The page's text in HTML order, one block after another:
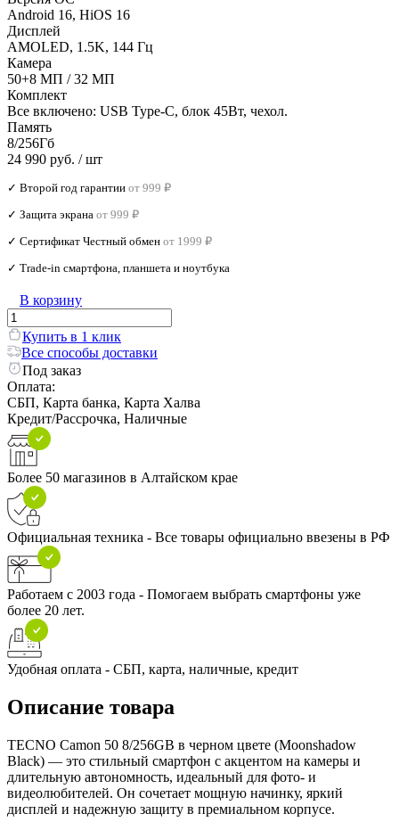
Android 16, HiOS 16
Дисплей
AMOLED, 1.5K, 144 Гц
Камера
50+8 МП / 32 МП
Комплект
Все включено: USB Type-C, блок 45Вт, чехол.
Память
8/256Гб
24 990 руб. / шт
✓ Второй год гарантии от 999 ₽
✓ Защита экрана от 999 ₽
✓ Сертификат Честный обмен от 1999 ₽
✓ Trade‑in смартфона, планшета и ноутбука
В корзину
Купить в 1 клик
Все способы доставки
Под заказ
Оплата:
СБП, Карта банка, Карта Халва
Кредит/Рассрочка, Наличные
Более 50 магазинов в Алтайском крае
Официальная техника - Все товары официально ввезены в РФ
Работаем с 2003 года - Помогаем выбрать смартфоны уже
более 20 лет.
Удобная оплата - СБП, карта, наличные, кредит
Описание товара
TECNO Camon 50 8/256GB в черном цвете (Moonshadow
Black) — это стильный смартфон с акцентом на камеры и
длительную автономность, идеальный для фото- и
видеолюбителей. Он сочетает мощную начинку, яркий
дисплей и надежную защиту в премиальном корпусе.